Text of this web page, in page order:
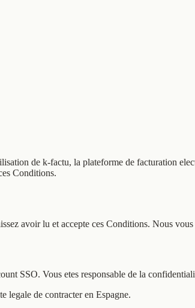
de k-factu, la plateforme de facturation
Conditions.
avoir lu et accepte ces Conditions. Nous
SSO. Vous etes responsable de la
legale de contracter en Espagne.